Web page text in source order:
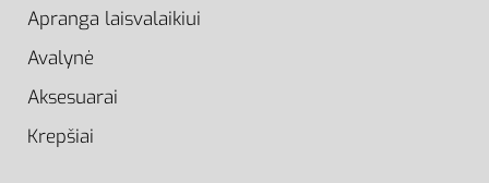
Apranga laisvalaikiui
Avalynė
Aksesuarai
Krepšiai